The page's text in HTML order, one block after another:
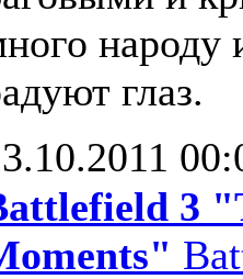
народу
глаз.
3